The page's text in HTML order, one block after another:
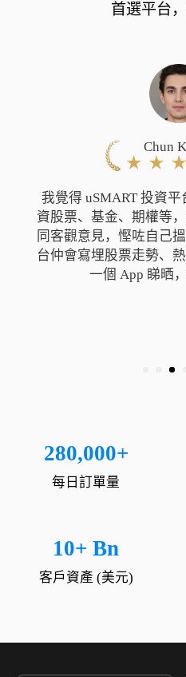
首選平台
Chun
我覺得 uSMART 投資平
資股票、基金、期權等
同客觀意見，慳咗自己
台仲會寫埋股票走勢、
一個 App 睇晒
280,000+
每日訂單量
10+ Bn
客戶資產 (美元)